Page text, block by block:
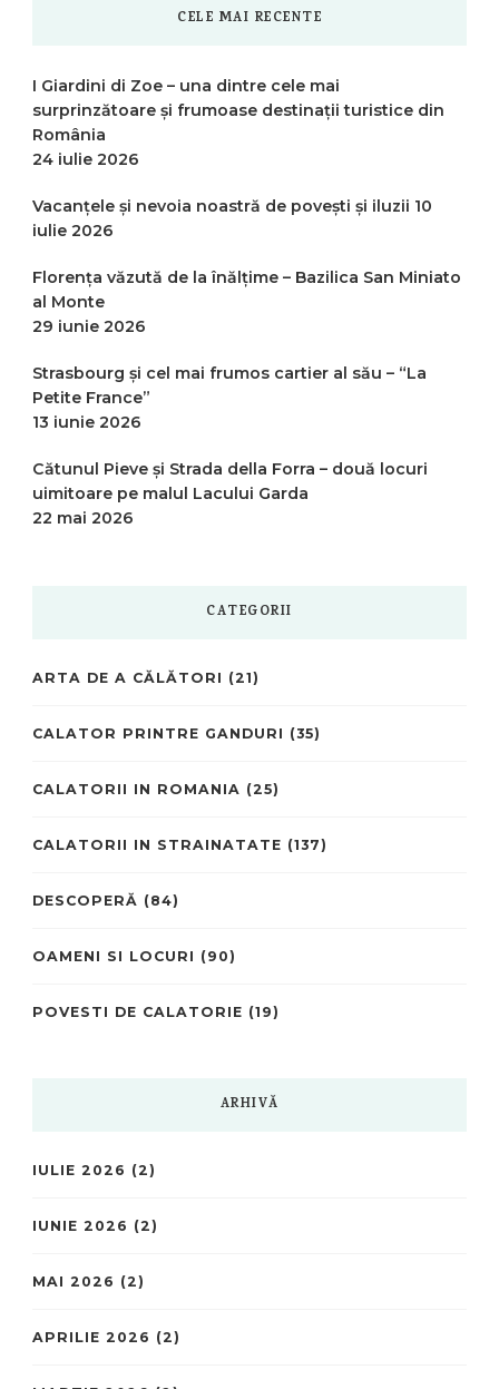
CELE MAI RECENTE
I Giardini di Zoe – una dintre cele mai
surprinzătoare și frumoase destinații turistice din
România
24 iulie 2026
Vacanțele și nevoia noastră de povești și iluzii 10
iulie 2026
Florența văzută de la înălțime – Bazilica San Miniato
al Monte
29 iunie 2026
Strasbourg și cel mai frumos cartier al său – “La
Petite France”
13 iunie 2026
Cătunul Pieve și Strada della Forra – două locuri
uimitoare pe malul Lacului Garda
22 mai 2026
CATEGORII
ARTA DE A CĂLĂTORI (21)
CALATOR PRINTRE GANDURI (35)
CALATORII IN ROMANIA (25)
CALATORII IN STRAINATATE (137)
DESCOPERĂ (84)
OAMENI SI LOCURI (90)
POVESTI DE CALATORIE (19)
ARHIVĂ
IULIE 2026 (2)
IUNIE 2026 (2)
MAI 2026 (2)
APRILIE 2026 (2)